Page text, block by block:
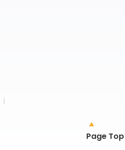
Page Top